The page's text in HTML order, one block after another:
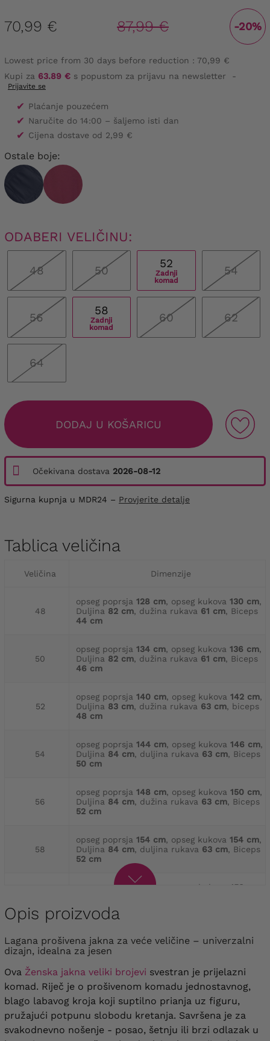
70,99 € 87,99 € -20%
Lowest price from 30 days before reduction : 70,99 €
Kupi za 63.89 € s popustom za prijavu na newsletter -
Prijavite se
✔ Plaćanje pouzećem
✔ Naručite do 14:00 – šaljemo isti dan
✔ Cijena dostave od 2,99 €
Ostale boje:
ODABERI VELIČINU:
48 50
52
Zadnji
komad
54
56
58
Zadnji
komad
60 62
64
DODAJ U KOŠARICU
Očekivana dostava 2026-08-12
Sigurna kupnja u MDR24 – Provjerite detalje
Tablica veličina
Veličina Dimenzije
48
opseg poprsja 128 cm, opseg kukova 130 cm,
Duljina 82 cm, dužina rukava 61 cm, Biceps
44 cm
50
opseg poprsja 134 cm, opseg kukova 136 cm,
Duljina 82 cm, dužina rukava 61 cm, Biceps
46 cm
52
opseg poprsja 140 cm, opseg kukova 142 cm,
Duljina 83 cm, dužina rukava 63 cm, biceps
48 cm
54
opseg poprsja 144 cm, opseg kukova 146 cm,
Duljina 84 cm, duljina rukava 63 cm, Biceps
50 cm
56
opseg poprsja 148 cm, opseg kukova 150 cm,
Duljina 84 cm, dužina rukava 63 cm, Biceps
52 cm
58
opseg poprsja 154 cm, opseg kukova 154 cm,
Duljina 84 cm, duljina rukava 63 cm, Biceps
52 cm
opseg poprsja 160 cm , opseg kukova 158 cm
62
opseg poprsja 166 cm, opseg kukova 164 cm
duljina 85 cm, duljina rukava 66 cm, Biceps
56 cm
64
opseg poprsja 172 cm , opseg kukova 170 cm
Duljina 85 cm, duljina rukava 66 cm, Biceps
60 cm
Opis proizvoda
Lagana prošivena jakna za veće veličine – univerzalni
dizajn, idealna za jesen
Ova Ženska jakna veliki brojevi svestran je prijelazni
komad. Riječ je o prošivenom komadu jednostavnog,
blago labavog kroja koji suptilno prianja uz figuru,
pružajući potpunu slobodu kretanja. Savršena je za
svakodnevno nošenje - posao, šetnju ili brzi odlazak u